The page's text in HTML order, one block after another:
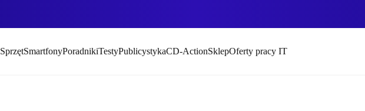
SprzętSmartfonyPoradnikiTestyPublicystykaCD-ActionSklepOferty pracy IT